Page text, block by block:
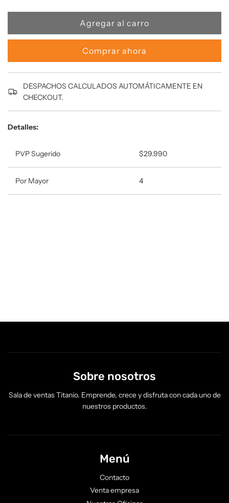
C
a
g
d
.
Agregar al carro
Comprar ahora
DESPACHOS CALCULADOS AUTOMÁTICAMENTE EN
CHECKOUT.
Detalles:
PVP Sugerido $29.990
Por Mayor 4
Sobre nosotros
Sala de ventas Titanio. Emprende, crece y disfruta con cada uno de
nuestros productos.
Menú
Contacto
Venta empresa